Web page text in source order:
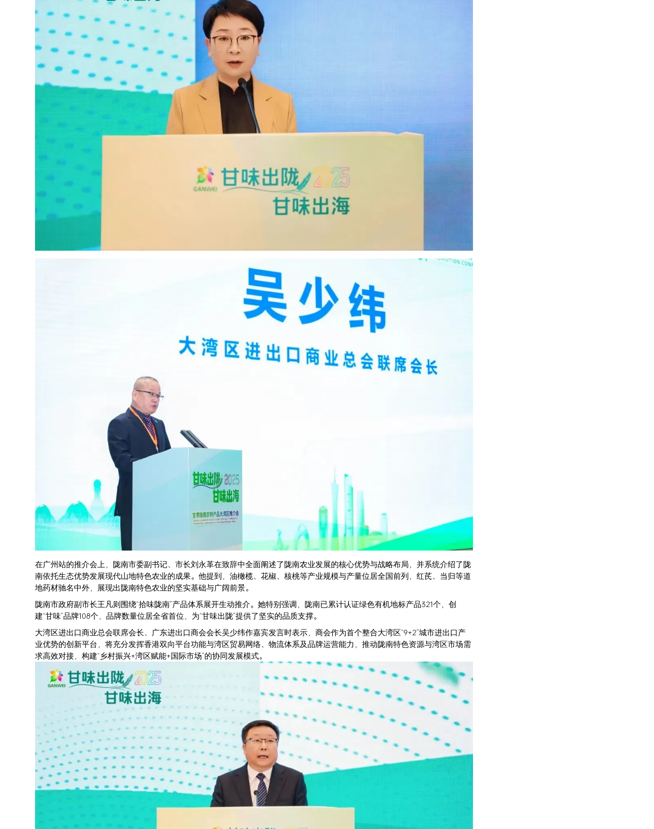
在广州站的推介会上，陇南市委副书记、市长刘永革在致辞中全面阐述了陇南农业发展的核心优势与战略布局，并系统介绍了陇
南依托生态优势发展现代山地特色农业的成果。他提到，油橄榄、花椒、核桃等产业规模与产量位居全国前列，红芪、当归等道
地药材驰名中外，展现出陇南特色农业的坚实基础与广阔前景。
陇南市政府副市长王凡则围绕“拾味陇南”产品体系展开生动推介。她特别强调，陇南已累计认证绿色有机地标产品321个，创
建“甘味”品牌108个，品牌数量位居全省首位，为“甘味出陇”提供了坚实的品质支撑。
大湾区进出口商业总会联席会长、广东进出口商会会长吴少纬作嘉宾发言时表示，商会作为首个整合大湾区“9+2”城市进出口产
业优势的创新平台，将充分发挥香港双向平台功能与湾区贸易网络、物流体系及品牌运营能力，推动陇南特色资源与湾区市场需
求高效对接，构建“乡村振兴+湾区赋能+国际市场”的协同发展模式。